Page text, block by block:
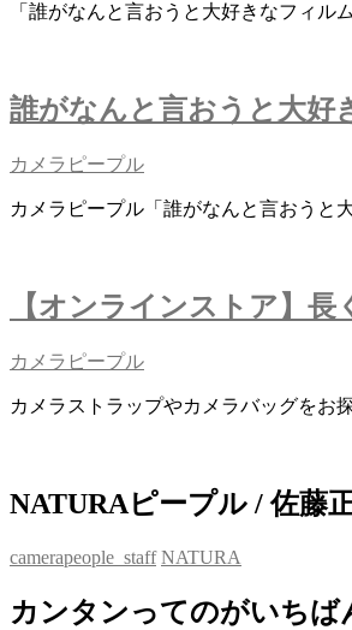
「誰がなんと言おうと大好きなフィ
誰がなんと言おうと大好
カメラピープル
カメラピープル「誰がなんと言おうと
【オンラインストア】
カメラピープル
カメラストラップやカメラバッグをお
NATURAピープル / 佐藤
camerapeople_staff NATURA
カンタンってのがいちば